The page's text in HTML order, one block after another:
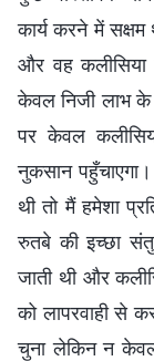
कार्य करने में सक्षम
और वह कलीसिया
केवल निजी लाभ के
पर केवल
नुकसान
थी तो मैं हमेशा
रुतबे की इच्छा
जाती थी और
को लापरवाही से
चुना लेकिन न